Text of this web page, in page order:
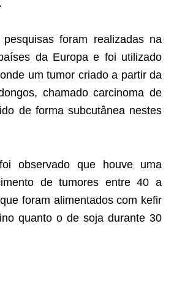
foram realizadas na
da Europa e foi utilizado
um tumor criado a partir da
chamado carcinoma de
de forma subcutânea nestes
observado que houve uma
de tumores entre 40 a
foram alimentados com kefir
quanto o de soja durante 30